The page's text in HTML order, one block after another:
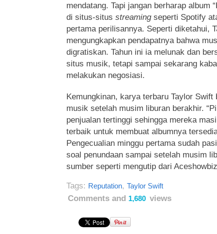
mendatang. Tapi jangan berharap album
di situs-situs streamingseperti Spotify
pertama perilisannya. Seperti diketahui,
mengungkapkan pendapatnya bahwa
digratiskan. Tahun ini ia melunak dan
situs musik, tetapi sampai sekarang
melakukan negosiasi.
Kemungkinan, karya terbaru Taylor
musik setelah musim liburan berakhir.
penjualan tertinggi sehingga mereka
terbaik untuk membuat albumnya
Pengecualian minggu pertama sudah
soal penundaan sampai setelah musim
sumber seperti mengutip dari
Tags: Reputation, Taylor Swift
Comments and 1,680 views